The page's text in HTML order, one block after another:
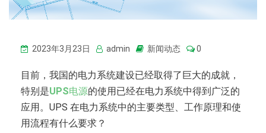
2023年3月23日 admin 新闻动态 0
目前，我国的电力系统建设已经取得了巨大的成就，
特别是UPS电源的使用已经在电力系统中得到广泛的
应用。UPS 在电力系统中的主要类型、工作原理和使
用流程有什么要求？